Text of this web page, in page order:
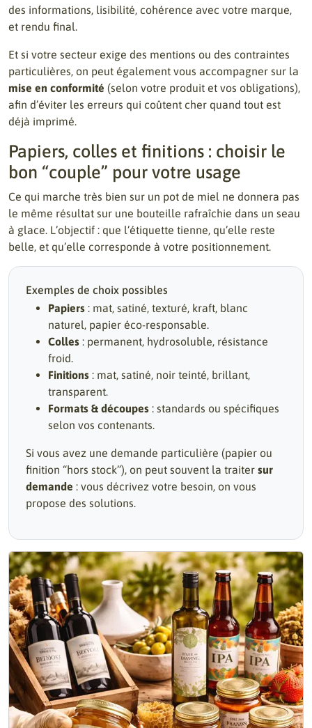
des informations, lisibilité, cohérence avec votre marque,
et rendu final.
Et si votre secteur exige des mentions ou des contraintes
particulières, on peut également vous accompagner sur la
mise en conformité (selon votre produit et vos obligations),
afin d’éviter les erreurs qui coûtent cher quand tout est
déjà imprimé.
Papiers, colles et finitions : choisir le
bon “couple” pour votre usage
Ce qui marche très bien sur un pot de miel ne donnera pas
le même résultat sur une bouteille rafraîchie dans un seau
à glace. L’objectif : que l’étiquette tienne, qu’elle reste
belle, et qu’elle corresponde à votre positionnement.
Exemples de choix possibles
Papiers : mat, satiné, texturé, kraft, blanc
naturel, papier éco-responsable.
Colles : permanent, hydrosoluble, résistance
froid.
Finitions : mat, satiné, noir teinté, brillant,
transparent.
Formats & découpes : standards ou spécifiques
selon vos contenants.
Si vous avez une demande particulière (papier ou
finition “hors stock”), on peut souvent la traiter sur
demande : vous décrivez votre besoin, on vous
propose des solutions.